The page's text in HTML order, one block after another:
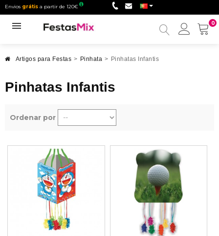
Envios grátis a partir de 120€
0
Minha
Artigos para Festas > Pinhata > Pinhatas Infantis
Pinhatas Infantis
Ordenar por